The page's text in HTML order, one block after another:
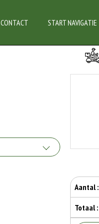
CONTACT START NAVIGATIE
Aantal :
Totaal :